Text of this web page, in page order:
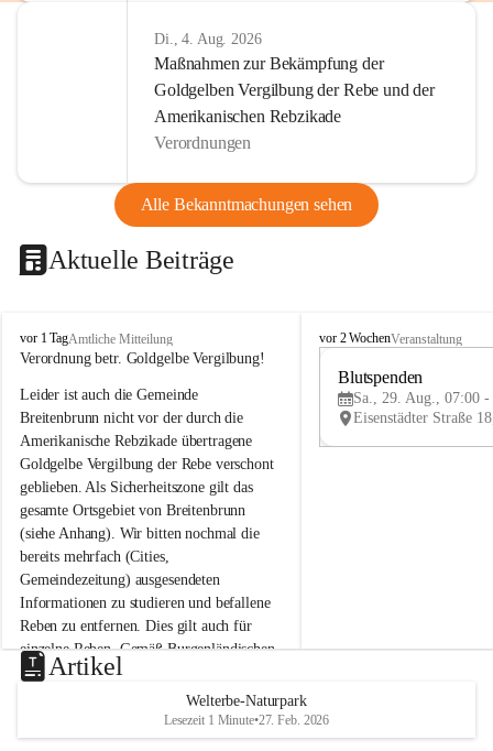
Di., 4. Aug. 2026
Maßnahmen zur Bekämpfung der
Goldgelben Vergilbung der Rebe und der
Amerikanischen Rebzikade
Verordnungen
Alle Bekanntmachungen sehen
Aktuelle Beiträge
B
r
i
t
e
n
b
r
u
n
n
a
m
N
e
u
s
d
vor 1 TagAmtliche Mitteilung
Verordnung betr. Goldgelbe Vergilbung!
Leider ist auch die Gemeinde
Breitenbrunn nicht vor der durch die
Amerikanische Rebzikade übertragene
Goldgelbe Vergilbung der Rebe verschont
geblieben. Als Sicherheitszone gilt das
gesamte Ortsgebiet von Breitenbrunn
(siehe Anhang). Wir bitten nochmal die
bereits mehrfach (Cities,
Gemeindezeitung) ausgesendeten
Informationen zu studieren und befallene
Reben zu entfernen. Dies gilt auch für
einzelne Reben. Gemäß Burgenländischen
Weinbaugesetz sind nicht gepflegte oder
unzulässige Weingärten zu roden! Bitte
helfen wir zusammen um unsere Winzer
vor den prognostizierten Ernteausfällen
B
e
u
e
d
vor 2 WochenVeranstaltung
Blutspenden
Sa., 29. Aug., 07:00 -
Artikel
Welterbe-Naturpark
Lesezeit 1 Minute•27. Feb. 2026